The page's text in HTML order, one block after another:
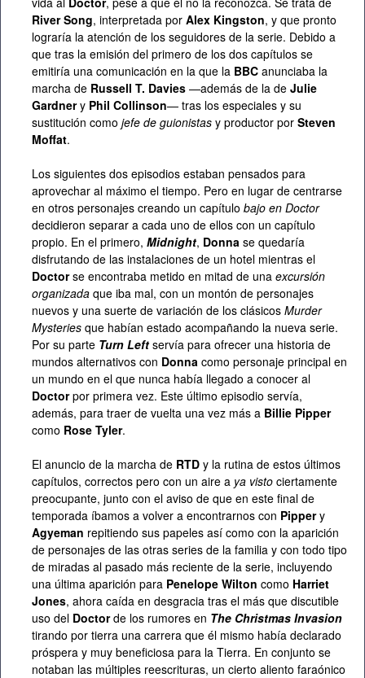
River Song, interpretada por Alex Kingston, y que pronto
lograría la atención de los seguidores de la serie. Debido a
que tras la emisión del primero de los dos capítulos se
emitiría una comunicación en la que la BBC anunciaba la
marcha de Russell T. Davies —además de la de Julie
Gardnery Phil Collinson— tras los especiales y su
sustitución como jefe de guionistas y productor por Steven
Moffat.
Los siguientes dos episodios estaban pensados para
aprovechar al máximo el tiempo. Pero en lugar de centrarse
en otros personajes creando un capítulo bajo en Doctor
decidieron separar a cada uno de ellos con un capítulo
propio. En el primero, Midnight, Donna se quedaría
disfrutando de las instalaciones de un hotel mientras el
Doctorse encontraba metido en mitad de una excursión
organizada que iba mal, con un montón de personajes
nuevos y una suerte de variación de los clásicos Murder
Mysteries que habían estado acompañando la nueva serie.
Por su parte Turn Left servía para ofrecer una historia de
mundos alternativos con Donna como personaje principal en
un mundo en el que nunca había llegado a conocer al
Doctorpor primera vez. Este último episodio servía,
además, para traer de vuelta una vez más a Billie Pipper
como Rose Tyler.
El anuncio de la marcha de RTD y la rutina de estos últimos
capítulos, correctos pero con un aire a ya visto ciertamente
preocupante, junto con el aviso de que en este final de
temporada íbamos a volver a encontrarnos con Pippery
Agyeman repitiendo sus papeles así como con la aparición
de personajes de las otras series de la familia y con todo tipo
de miradas al pasado más reciente de la serie, incluyendo
una última aparición para Penelope Wilton como Harriet
Jones, ahora caída en desgracia tras el más que discutible
uso del Doctorde los rumores en The Christmas Invasion
tirando por tierra una carrera que él mismo había declarado
próspera y muy beneficiosa para la Tierra. En conjunto se
notaban las múltiples reescrituras, un cierto aliento faraónico